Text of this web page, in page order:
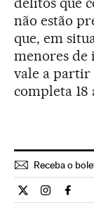
não estão
que, em
menores de
vale a partir
completa 18
Receba o
Internacional